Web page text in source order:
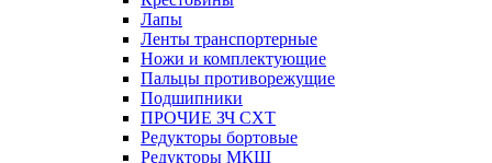
Лапы
Ленты транспортерные
Ножи и комплектующие
Пальцы противорежущие
Подшипники
ПРОЧИЕ ЗЧ СХТ
Редукторы бортовые
Редукторы МКШ